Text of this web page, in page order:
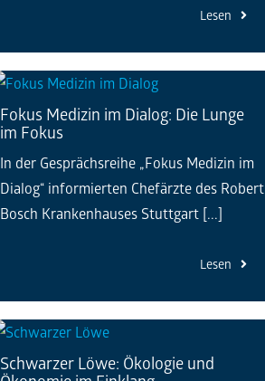
Lesen
Fokus Medizin im Dialog: Die Lunge
im Fokus
In der Gesprächsreihe „Fokus Medizin im
Dialog“ informierten Chefärzte des Robert
Bosch Krankenhauses Stuttgart [...]
Lesen
Schwarzer Löwe: Ökologie und